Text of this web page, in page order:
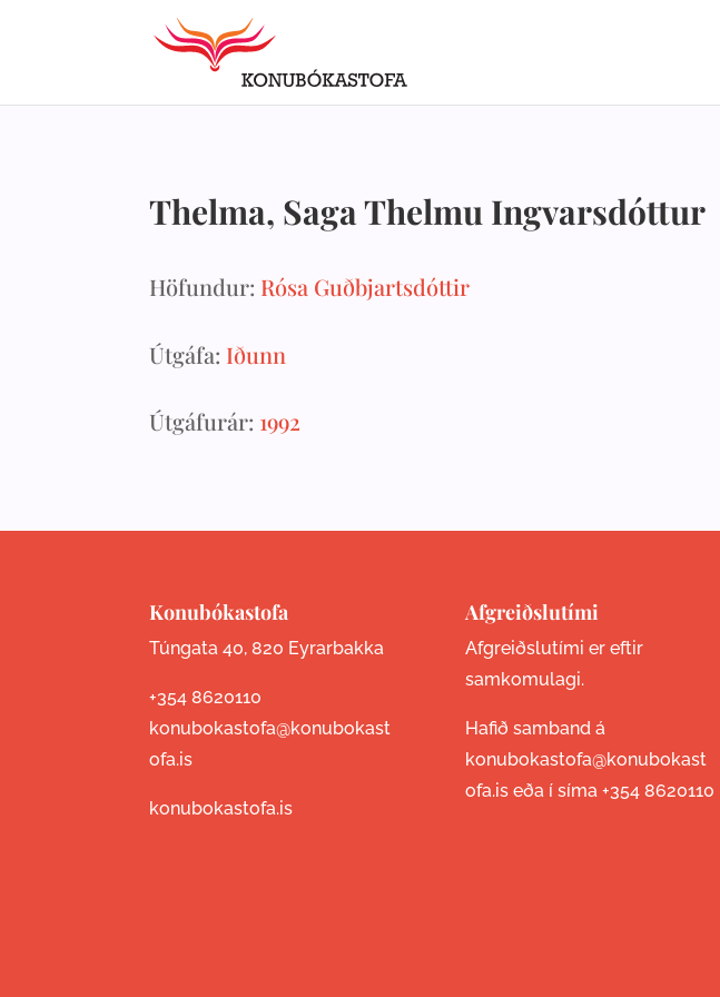
Thelma, Saga Thelmu Ingvarsdóttur
Höfundur: Rósa Guðbjartsdóttir
Útgáfa: Iðunn
Útgáfurár: 1992
Konubókastofa
Túngata 40, 820 Eyrarbakka
+354 8620110
konubokastofa@konubokast
ofa.is
konubokastofa.is
Afgreiðslutími
Afgreiðslutími er eftir
samkomulagi.
Hafið samband á
konubokastofa@konubokast
ofa.is eða í síma +354 8620110